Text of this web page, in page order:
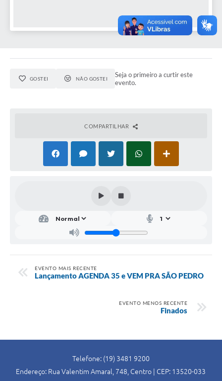
GOSTEI NÃO GOSTEI
Seja o primeiro a curtir este
evento.
COMPARTILHAR
EVENTO MAIS RECENTE
Lançamento AGENDA 35 e VEM PRA SÃO PEDRO
EVENTO MENOS RECENTE
Finados
Telefone: (19) 3481 9200
Endereço: Rua Valentim Amaral, 748, Centro | CEP: 13520-033